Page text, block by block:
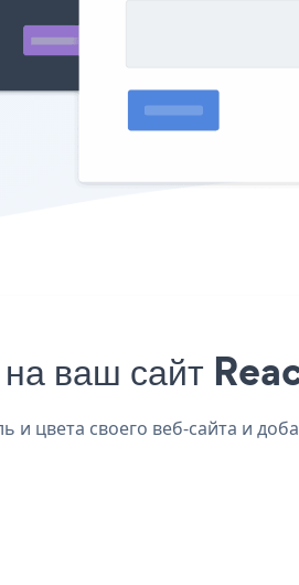
ваш сайт
цвета своего веб-сайта и